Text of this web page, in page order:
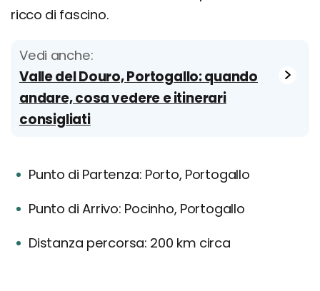
ricco di fascino.
Vedi anche:
Valle del Douro, Portogallo: quando
andare, cosa vedere e itinerari
consigliati
Punto di Partenza: Porto, Portogallo
Punto di Arrivo: Pocinho, Portogallo
Distanza percorsa: 200 km circa